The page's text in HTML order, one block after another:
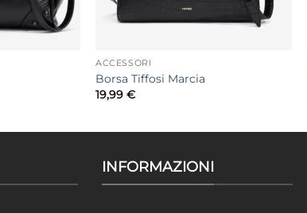
ACCESSORI
Borsa Tiffosi Marcia
19,99€
INFORMAZIONI